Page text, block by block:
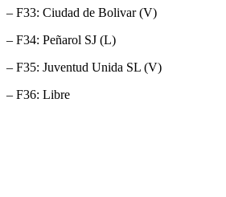
– F33: Ciudad de Bolivar (V)
– F34: Peñarol SJ (L)
– F35: Juventud Unida SL (V)
– F36: Libre